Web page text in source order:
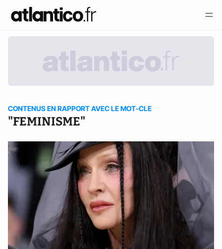
CONTENUS EN RAPPORT AVEC LE MOT-CLE
"FEMINISME"